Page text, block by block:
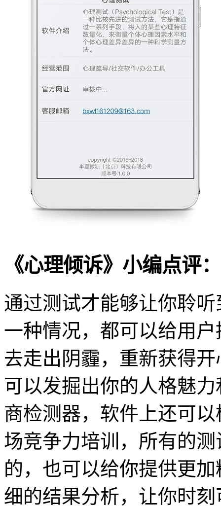
《心理倾诉》小编点评：
通过测试才能够让你聆
一种情况，都可以给用
去走出阴霾，重新获得
可以发掘出你的人格魅
商检测器，软件上还可
场竞争力培训，所有的
的，也可以给你提供更
细的结果分析，让你时